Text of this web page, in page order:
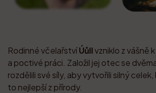
Rodinné včelařstvíÚůllvzniklo z vášně
a poctivé práci. Založil jej otec se
rozdělili své síly, aby vytvořili silný
to nejlepší z přírody.